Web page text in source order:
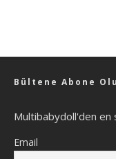
Bültene Abone
Multibabydoll'den en
Email